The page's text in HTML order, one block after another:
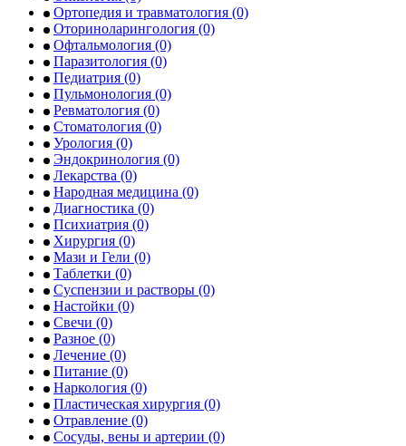
Ортопедия и травматология (0)
Оториноларингология (0)
Офтальмология (0)
Паразитология (0)
Педиатрия (0)
Пульмонология (0)
Ревматология (0)
Стоматология (0)
Урология (0)
Эндокринология (0)
Лекарства (0)
Народная медицина (0)
Диагностика (0)
Психиатрия (0)
Хирургия (0)
Мази и Гели (0)
Таблетки (0)
Суспензии и растворы (0)
Настойки (0)
Свечи (0)
Разное (0)
Лечение (0)
Питание (0)
Наркология (0)
Пластическая хирургия (0)
Отравление (0)
Сосуды, вены и артерии (0)